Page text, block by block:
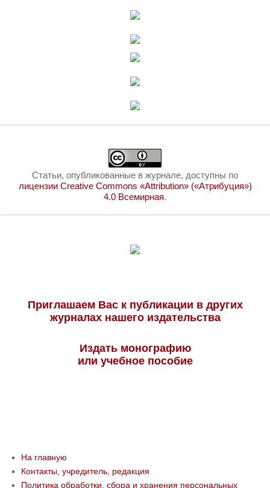
Статьи, опубликованные в журнале, доступны по
лицензии Creative Commons «Attribution» («Атрибуция»)
4.0 Всемирная.
Приглашаем Вас к публикации в других
журналах нашего издательства
Издать монографию
или учебное пособие
На главную
Контакты, учредитель, редакция
Политика обработки, сбора и хранения персональных